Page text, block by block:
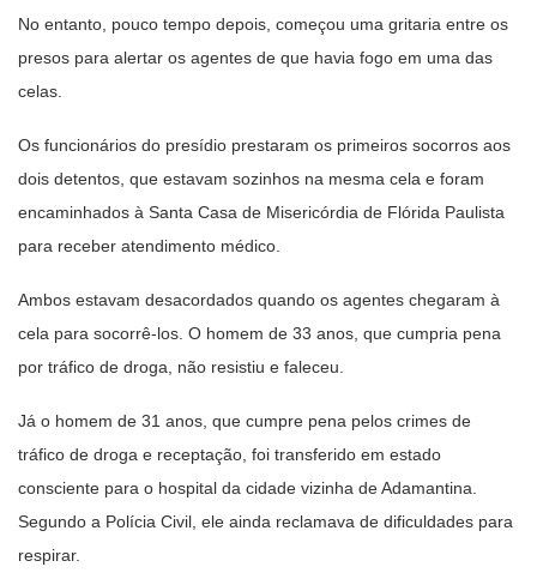
No entanto, pouco tempo depois, começou uma gritaria entre os
presos para alertar os agentes de que havia fogo em uma das
celas.
Os funcionários do presídio prestaram os primeiros socorros aos
dois detentos, que estavam sozinhos na mesma cela e foram
encaminhados à Santa Casa de Misericórdia de Flórida Paulista
para receber atendimento médico.
Ambos estavam desacordados quando os agentes chegaram à
cela para socorrê-los. O homem de 33 anos, que cumpria pena
por tráfico de droga, não resistiu e faleceu.
Já o homem de 31 anos, que cumpre pena pelos crimes de
tráfico de droga e receptação, foi transferido em estado
consciente para o hospital da cidade vizinha de Adamantina.
Segundo a Polícia Civil, ele ainda reclamava de dificuldades para
respirar.